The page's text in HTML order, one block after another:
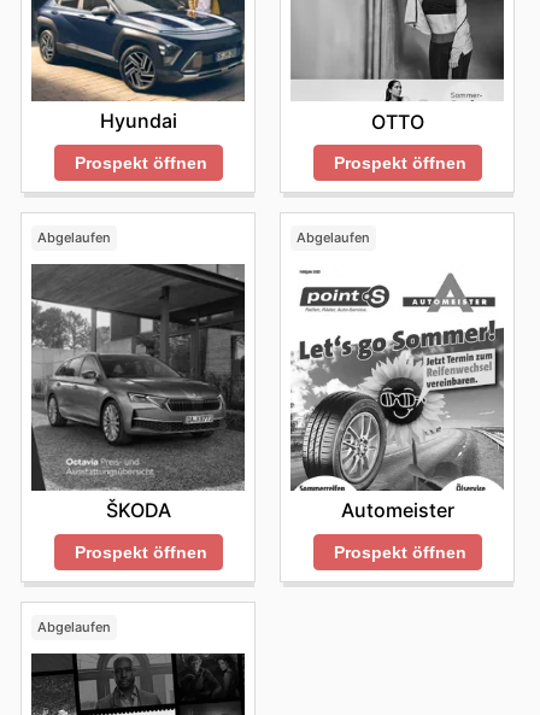
Hyundai
Prospekt öffnen
OTTO
Prospekt öffnen
Abgelaufen
ŠKODA
Prospekt öffnen
Abgelaufen
Automeister
Prospekt öffnen
Abgelaufen